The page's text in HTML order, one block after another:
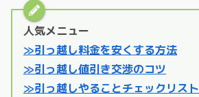
人気メニュー
≫引っ越し料金を安くする方法
≫引っ越し値引き交渉のコツ
≫引っ越しやることチェックリスト